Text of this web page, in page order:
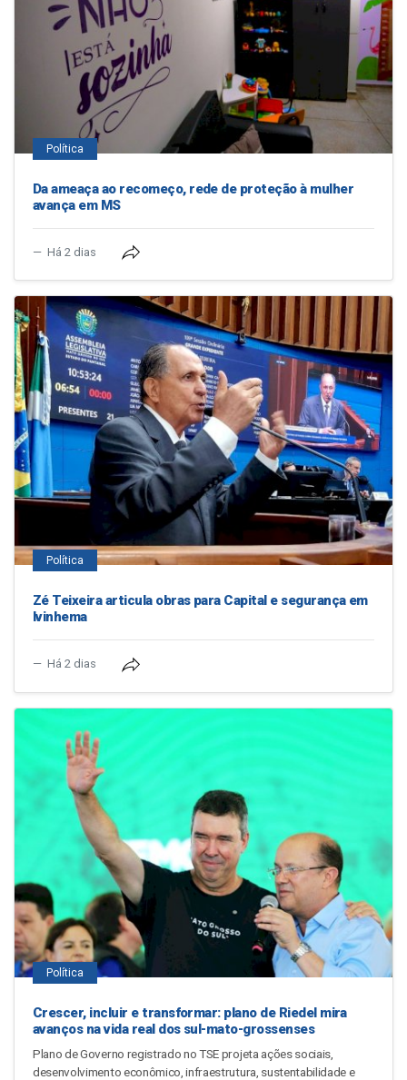
Política
Da ameaça ao recomeço, rede de proteção à mulher
avança em MS
Há 2 dias
Política
Zé Teixeira articula obras para Capital e segurança em
Ivinhema
Há 2 dias
Política
Crescer, incluir e transformar: plano de Riedel mira
avanços na vida real dos sul-mato-grossenses
Plano de Governo registrado no TSE projeta ações sociais,
desenvolvimento econômico, infraestrutura, sustentabilidade e